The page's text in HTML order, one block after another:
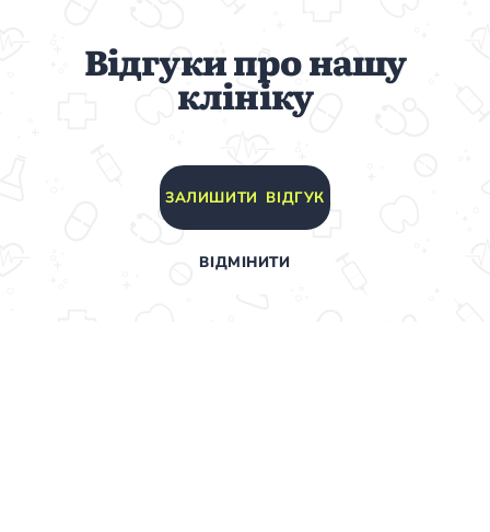
Відгуки про нашу
клініку
ЗАЛИШИТИ ВІДГУК
ВІДМІНИТИ